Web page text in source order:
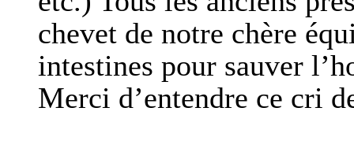
chevet de notre chère
intestines pour sauver
Merci d’entendre ce cri